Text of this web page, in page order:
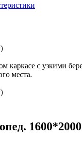
каркасе с узкими
места.
1600*2000